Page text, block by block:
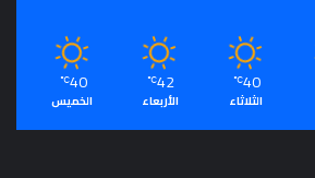
40
℃
الثلاثاء
42
℃
الأربعاء
40
℃
الخميس